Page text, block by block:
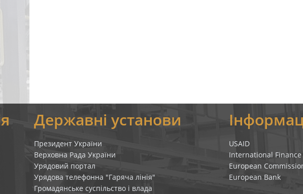
Державні установи
Президент України
Верховна Рада України
Урядовий портал
Урядова телефонна "Гаряча лінія"
Громадянське суспільство і влада
USAID
International
European
European Bank